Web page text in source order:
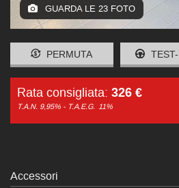
GUARDA LE 23 FOTO
PERMUTA
Rata consigliata: 326 €
T.A.N. 9,95% - T.A.E.G. 11%
Accessori